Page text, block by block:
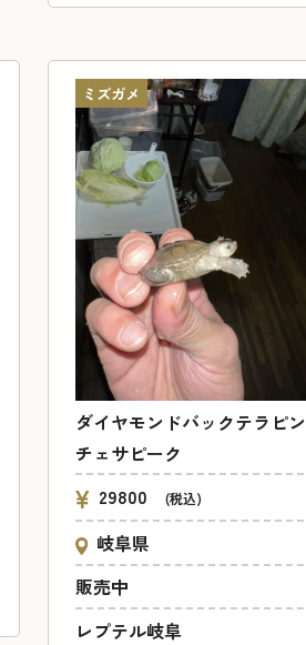
ミズガメ
ダイヤモンドバックテラピン
チェサピーク
29800
(税込)
岐阜県
販売中
レプテル岐阜